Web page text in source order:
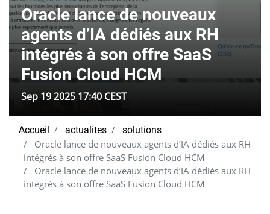
Oracle lance de nouveaux
agents d’IA dédiés aux RH
intégrés à son offre SaaS
Fusion Cloud HCM
Sep 19 2025 17:40 CEST
Accueil actualites solutions
Oracle lance de nouveaux agents d’IA dédiés aux RH
intégrés à son offre SaaS Fusion Cloud HCM
Oracle lance de nouveaux agents d’IA dédiés aux RH
intégrés à son offre SaaS Fusion Cloud HCM